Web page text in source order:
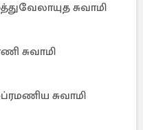
சுவாமி
சுவாமி
சுவாமி